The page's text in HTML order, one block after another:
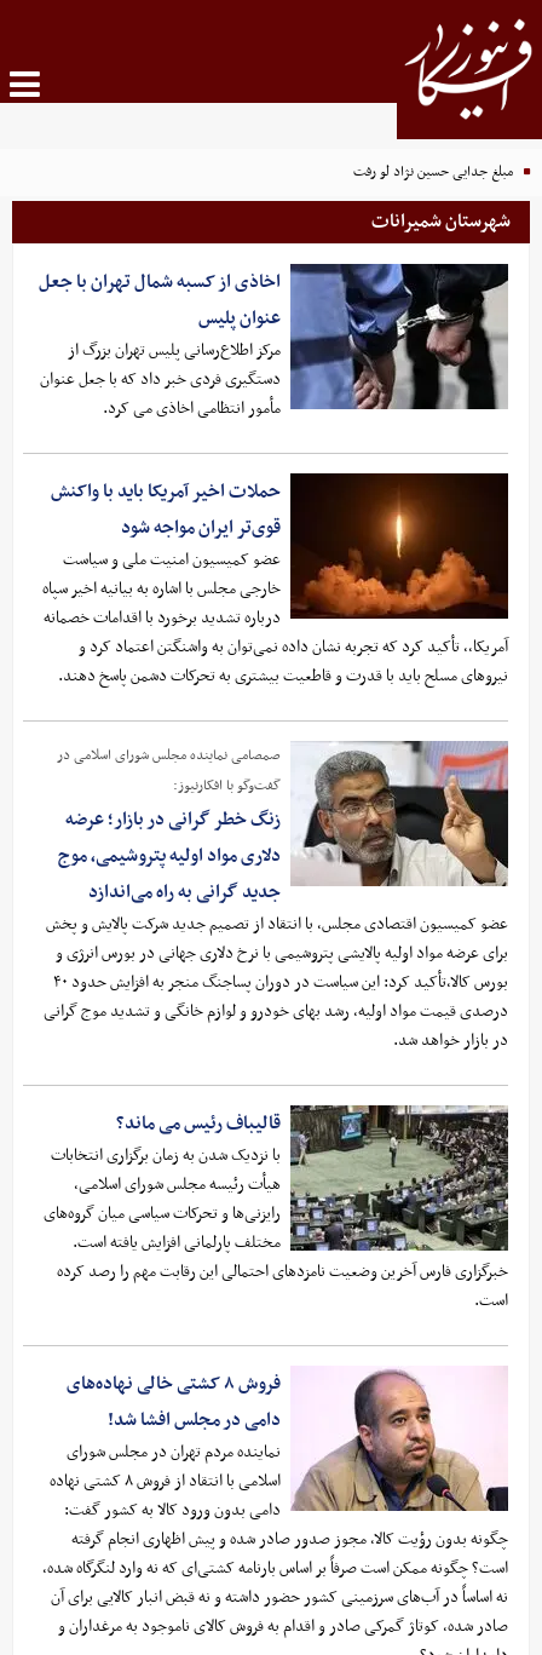
مبلغ جدایی حسین نژاد لو رفت
شهرستان شمیرانات
اخاذی از کسبه شمال تهران با جعل
عنوان پلیس
مرکز اطلاع‌رسانی پلیس تهران بزرگ از
دستگیری فردی خبر داد که با جعل عنوان
مأمور انتظامی اخاذی می کرد.
حملات اخیر آمریکا باید با واکنش
قوی‌تر ایران مواجه شود
عضو کمیسیون امنیت ملی و سیاست
خارجی مجلس با اشاره به بیانیه اخیر سپاه
درباره تشدید برخورد با اقدامات خصمانه
آمریکا،، تأکید کرد که تجربه نشان داده نمی‌توان به واشنگتن اعتماد کرد و
نیروهای مسلح باید با قدرت و قاطعیت بیشتری به تحرکات دشمن پاسخ دهند.
صمصامی نماینده مجلس شورای اسلامی در
گفت‌وگو با افکارنیوز:
زنگ خطر گرانی در بازار؛ عرضه
دلاری مواد اولیه پتروشیمی، موج
جدید گرانی به راه می‌اندازد
عضو کمیسیون اقتصادی مجلس، با انتقاد از تصمیم جدید شرکت پالایش و پخش
برای عرضه مواد اولیه پالایشی پتروشیمی با نرخ دلاری جهانی در بورس انرژی و
بورس کالا،تأکید کرد: این سیاست در دوران پساجنگ منجر به افزایش حدود ۴۰
درصدی قیمت مواد اولیه، رشد بهای خودرو و لوازم خانگی و تشدید موج گرانی
در بازار خواهد شد.
قالیباف رئیس می ماند؟
با نزدیک شدن به زمان برگزاری انتخابات
هیأت رئیسه مجلس شورای اسلامی،
رایزنی‌ها و تحرکات سیاسی میان گروه‌های
مختلف پارلمانی افزایش یافته است.
خبرگزاری فارس آخرین وضعیت نامزدهای احتمالی این رقابت مهم را رصد کرده
است.
فروش ۸ کشتی خالی نهاده‌های
دامی در مجلس افشا شد!
نماینده مردم تهران در مجلس شورای
اسلامی با انتقاد از فروش ۸ کشتی نهاده
دامی بدون ورود کالا به کشور گفت:
چگونه بدون رؤیت کالا، مجوز صدور صادر شده و پیش ‌اظهاری انجام گرفته
است؟ چگونه ممکن است صرفاً بر اساس بارنامه کشتی‌ای که نه وارد لنگرگاه شده،
نه اساساً در آب‌های سرزمینی کشور حضور داشته و نه قبض انبار کالایی برای آن
صادر شده، کوتاژ گمرکی صادر و اقدام به فروش کالای ناموجود به مرغداران و